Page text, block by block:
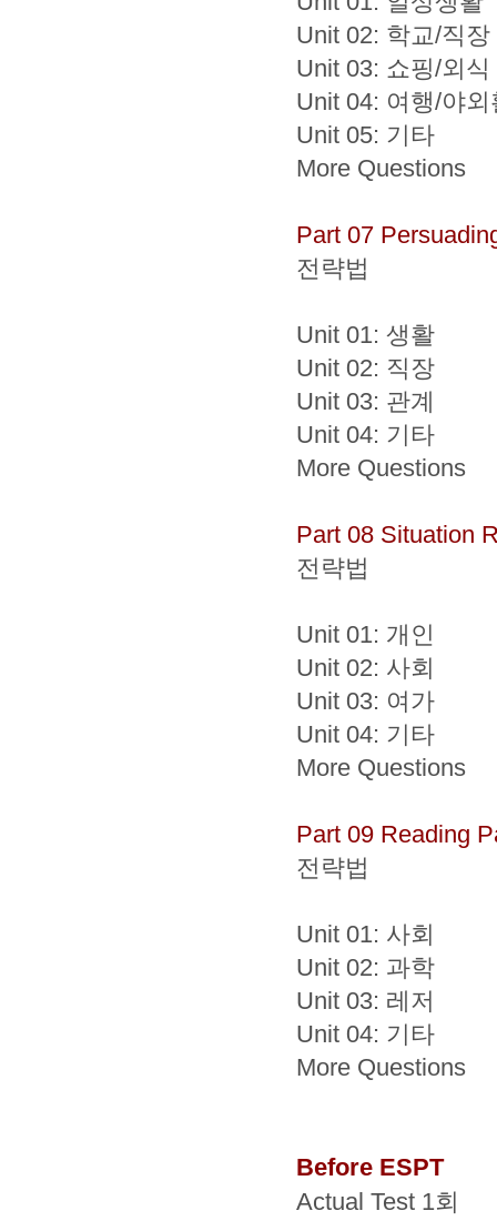
Unit 02: 학교/직장
Unit 03: 쇼핑/외식
Unit 04: 여행/야외
Unit 05: 기타
More Questions
Part 07
전략법
Unit 01: 생활
Unit 02: 직장
Unit 03: 관계
Unit 04: 기타
More Questions
Part 08 Situation
전략법
Unit 01: 개인
Unit 02: 사회
Unit 03: 여가
Unit 04: 기타
More Questions
Part 09 Reading
전략법
Unit 01: 사회
Unit 02: 과학
Unit 03: 레저
Unit 04: 기타
More Questions
Before ESPT
Actual Test 1회